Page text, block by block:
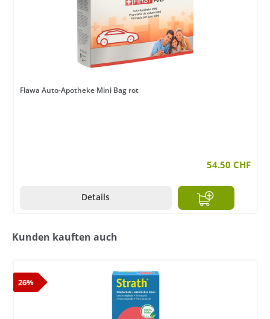
Flawa Auto-Apotheke Mini Bag rot
54.50 CHF
Details
Kunden kauften auch
26%